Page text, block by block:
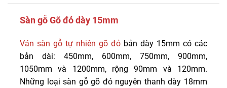
Sàn gỗ Gõ đỏ dày 15mm
Ván sàn gỗ tự nhiên gõ đỏ bản dày 15mm có các
bản dài: 450mm, 600mm, 750mm, 900mm,
1050mm và 1200mm, rộng 90mm và 120mm.
Những loại sàn gỗ gõ đỏ nguyên thanh dày 18mm